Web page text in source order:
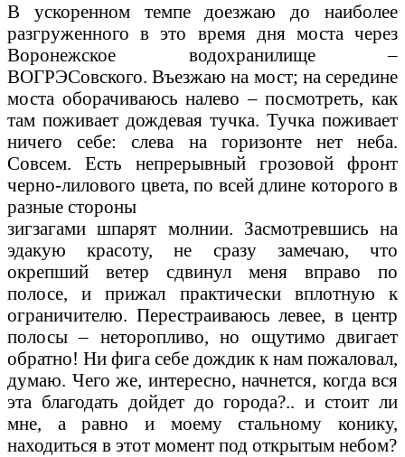
В ускоренном темпе доезжаю до наиболее
разгруженного в это время дня моста через
Воронежское водохранилище –
ВОГРЭСовского. Въезжаю на мост; на середине
моста оборачиваюсь налево – посмотреть, как
там поживает дождевая тучка. Тучка поживает
ничего себе: слева на горизонте нет неба.
Совсем. Есть непрерывный грозовой фронт
черно-лилового цвета, по всей длине которого в
разные стороны
зигзагами шпарят молнии. Засмотревшись на
эдакую красоту, не сразу замечаю, что
окрепший ветер сдвинул меня вправо по
полосе, и прижал практически вплотную к
ограничителю. Перестраиваюсь левее, в центр
полосы – неторопливо, но ощутимо двигает
обратно! Ни фига себе дождик к нам пожаловал,
думаю. Чего же, интересно, начнется, когда вся
эта благодать дойдет до города?.. и стоит ли
мне, а равно и моему стальному конику,
находиться в этот момент под открытым небом?